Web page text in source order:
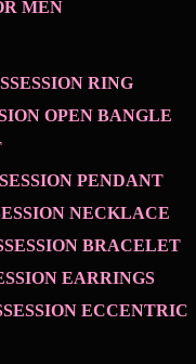
MEN
RING
OPEN BANGLE
PENDANT
NECKLACE
BRACELET
EARRINGS
ECCENTRIC